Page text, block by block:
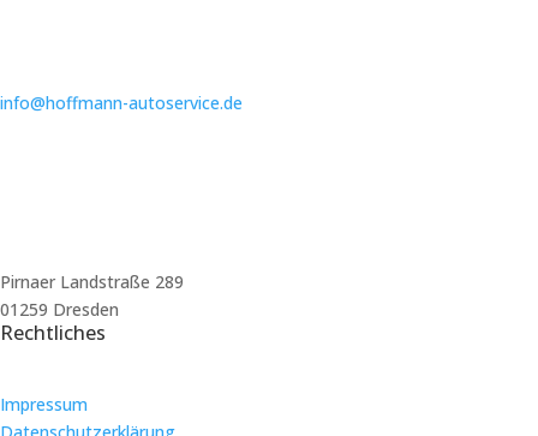
info@hoffmann-autoservice.de
Pirnaer Landstraße 289
01259 Dresden
Rechtliches
Impressum